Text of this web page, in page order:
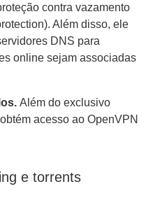
contra vazamento
Além disso, ele
DNS para
online sejam associadas
Além do exclusivo
acesso ao OpenVPN
e torrents